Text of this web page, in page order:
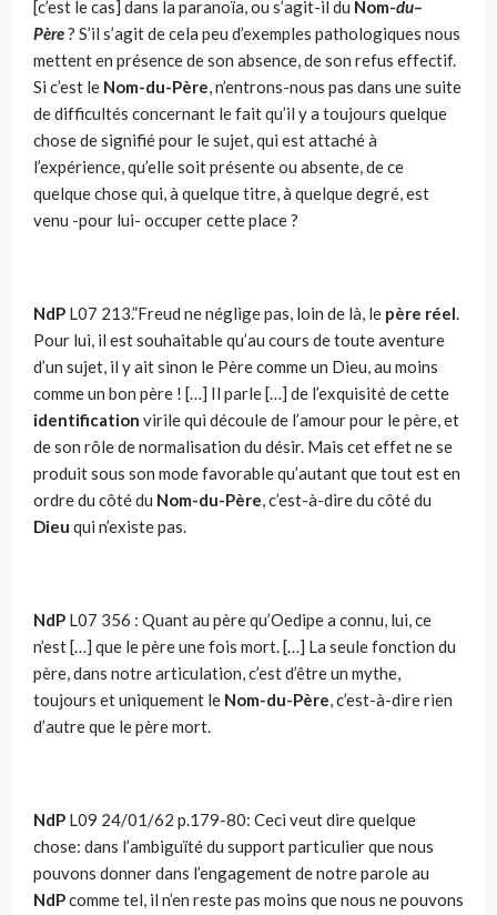
[c’est le cas] dans la paranoïa, ou s’agit-il du Nom-du–
Père? S’il s’agit de cela peu d’exemples pathologiques nous
mettent en présence de son absence, de son refus effectif.
Si c’est le Nom-du-Père, n’entrons-nous pas dans une suite
de difficultés concernant le fait qu’il y a toujours quelque
chose de signifié pour le su­jet, qui est attaché à
l’expérience, qu’elle soit présente ou absente, de ce
quelque chose qui, à quelque titre, à quelque degré, est
venu -pour lui- occuper cette place ?
NdP L07 213.”Freud ne néglige pas, loin de là, le père réel.
Pour lui, il est souhaitable qu’au cours de toute aventure
d’un sujet, il y ait sinon le Père comme un Dieu, au moins
comme un bon père ! […] Il parle […] de l’exquisité de cette
identification virile qui découle de l’amour pour le père, et
de son rôle de normalisation du désir. Mais cet effet ne se
produit sous son mode favorable qu’autant que tout est en
ordre du côté du Nom-du-Père, c’est-à-dire du côté du
Dieu qui n’existe pas.
NdP L07 356 : Quant au père qu’Oedipe a connu, lui, ce
n’est […] que le père une fois mort. […] La seule fonction du
père, dans notre articulation, c’est d’être un mythe,
toujours et uniquement le Nom-du-Père, c’est-à-dire rien
d’autre que le père mort.
NdP L09 24/01/62 p.179-80: Ceci veut dire quelque
chose: dans l’ambiguïté du support particulier que nous
pouvons donner dans l’engagement de notre parole au
NdPcomme tel, il n’en reste pas moins que nous ne pouvons